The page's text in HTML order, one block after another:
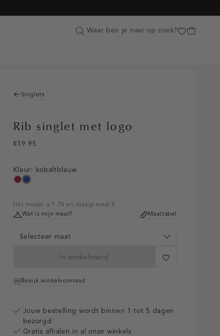
Customer Care
Waar ben je naar op zoek?
Singlets
Rib singlet met logo
€19.95
Kleur: kobaltblauw
donkerrood
kobaltblauw
Het model is 1.76 en draagt maat S
Wat is mijn maat?
Maattabel
Selecteer maat
In winkelmand
Bekijk winkelvoorraad
Jouw bestelling wordt binnen 1 tot 5 dagen
bezorgd
Gratis afhalen in al onze winkels